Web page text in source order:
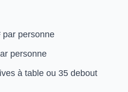
par personne
personne
à table ou 35 debout